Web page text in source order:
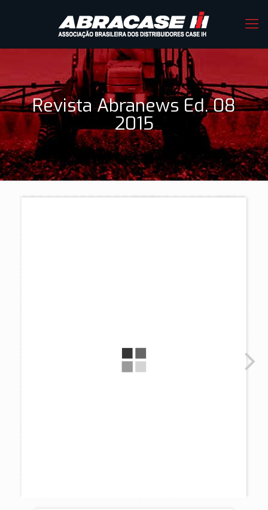
Revista Abranews Ed. 08
2015